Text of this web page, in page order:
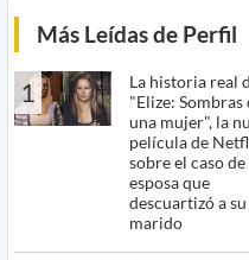
Más Leídas de Perfil
1
La historia real
"Elize: Sombras
una mujer", la
película de
sobre el caso
esposa que
descuartizó a su
marido